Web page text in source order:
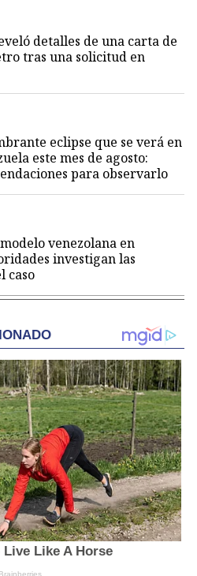
detalles de una carta de
tras una solicitud en
eclipse que se verá en
este mes de agosto:
para observarlo
venezolana en
investigan las
caso